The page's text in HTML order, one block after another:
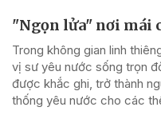
"Ngọn lửa" nơi mái
Trong không gian linh
vị sư yêu nước sống trọn
được khắc ghi, trở thành
thống yêu nước cho các